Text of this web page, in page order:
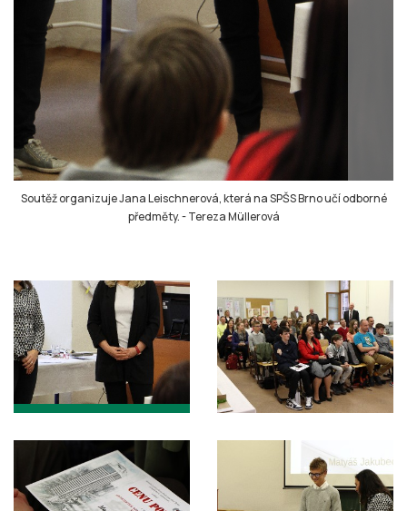
Soutěž organizuje Jana Leischnerová, která na SPŠS Brno učí odborné
předměty.-Tereza Müllerová